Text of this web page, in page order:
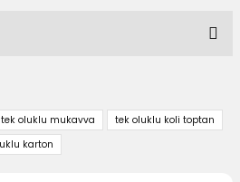
noktaları öneri formunu
ederiz.
tek oluklu mukavva
tek oluklu koli toptan
karton